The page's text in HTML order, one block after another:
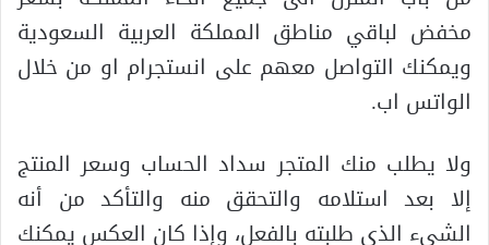
مخفض لباقي مناطق المملكة العربية السعودية
ويمكنك التواصل معهم على انستجرام او من خلال
الواتس اب.
ولا يطلب منك المتجر سداد الحساب وسعر المنتج
إلا بعد استلامه والتحقق منه والتأكد من أنه
الشيء الذي طلبته بالفعل، وإذا كان العكس يمكنك